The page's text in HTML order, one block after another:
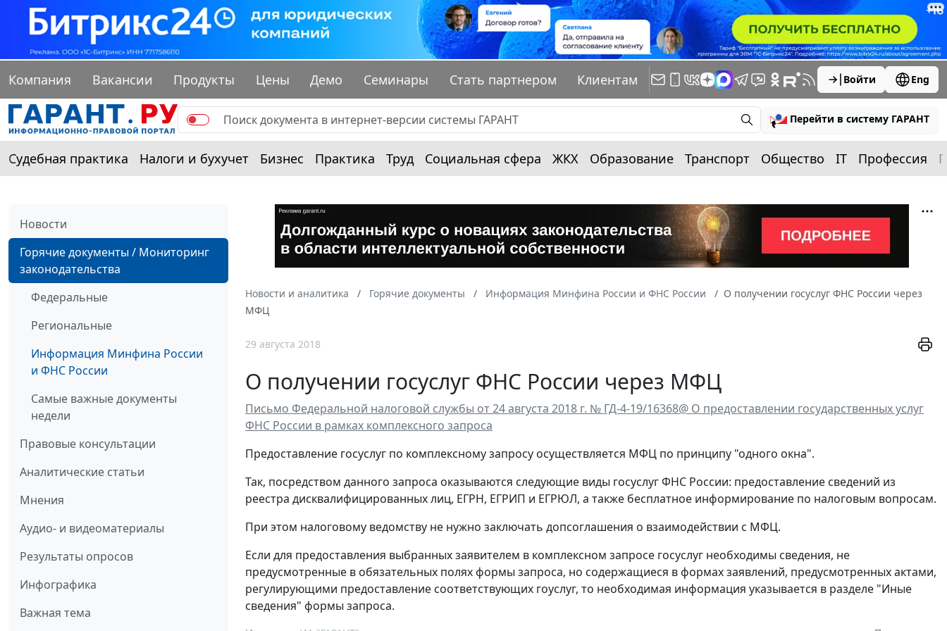
Компания Вакансии Продукты Цены Демо Семинары Стать партнером Клиентам Войти Eng
Перейти в систему ГАРАНТ
Судебная практика Налоги и бухучет Бизнес Практика Труд Социальная сфера ЖКХ Образование Транспорт Общество IT Профессия
Новости
Горячие документы / Мониторинг
законодательства
Федеральные
Региональные
Информация Минфина России
и ФНС России
Самые важные документы
недели
Правовые консультации
Аналитические статьи
Мнения
Аудио- и видеоматериалы
Результаты опросов
Инфографика
Важная тема
Новости и аналитика Горячие документы Информация Минфина России и ФНС России
О получении госуслуг ФНС России через
МФЦ
29 августа 2018
О получении госуслуг ФНС России через МФЦ
Письмо Федеральной налоговой службы от 24 августа 2018 г. № ГД-4-19/16368@ О предоставлении государственных услуг
ФНС России в рамках комплексного запроса
Предоставление госуслуг по комплексному запросу осуществляется МФЦ по принципу "одного окна".
Так, посредством данного запроса оказываются следующие виды госуслуг ФНС России: предоставление сведений из
реестра дисквалифицированных лиц, ЕГРН, ЕГРИП и ЕГРЮЛ, а также бесплатное информирование по налоговым вопросам.
При этом налоговому ведомству не нужно заключать допсоглашения о взаимодействии с МФЦ.
Если для предоставления выбранных заявителем в комплексном запросе госуслуг необходимы сведения, не
предусмотренные в обязательных полях формы запроса, но содержащиеся в формах заявлений, предусмотренных актами,
регулирующими предоставление соответствующих гоуслуг, то необходимая информация указывается в разделе "Иные
сведения" формы запроса.